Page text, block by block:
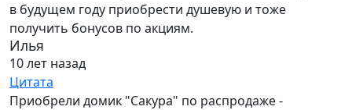
в будущем году приобрести душевую и тоже
получить бонусов по акциям.
Илья
10 лет назад
Цитата
Приобрели домик "Сакура" по распродаже -